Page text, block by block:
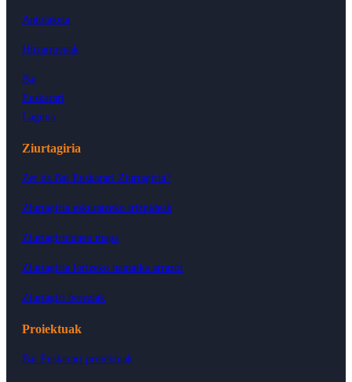
Antolaketa
Hitzarmenak
Bai
Euskarari
Laguna
Ziurtagiria
Zer da Bai Euskarari Ziurtagiria?
Ziurtagiria eskuratzeko irizpideak
Ziurtagiridunen mapa
Ziurtagiria lortzeko hamaika arrazoi
Ziurtagiri bereziak
Proiektuak
Bai Euskarari proiektuak